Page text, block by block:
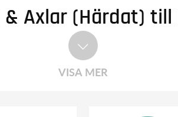
& Axlar (Härdat)
VISA MER